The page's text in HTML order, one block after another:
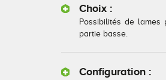
Choix :
Possibilités de
partie basse.
Configuration :